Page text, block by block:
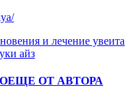
и лечение увеита
айз
ЕЩЕ ОТ АВТОРА